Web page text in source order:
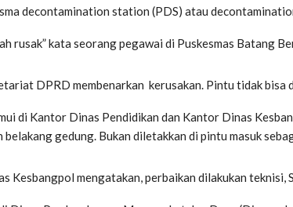
decontamination station (PDS) atau
rusak” kata seorang pegawai di Puskesmas Batang
DPRD membenarkan kerusakan. Pintu tidak
di Kantor Dinas Pendidikan dan Kantor Dinas
gedung. Bukan diletakkan di pintu masuk
Kesbangpol mengatakan, perbaikan dilakukan